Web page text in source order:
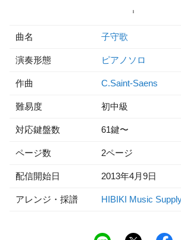
曲名 子守歌
演奏形態 ピアノソロ
作曲 C.Saint-Saens
難易度 初中級
対応鍵盤数 61鍵〜
ページ数 2ページ
配信開始日 2013年4月9日
アレンジ・採譜 HIBIKI Music